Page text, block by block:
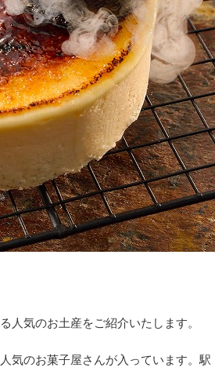
人気のお土産をご紹介いたします。
気のお菓子屋さんが入っています。駅